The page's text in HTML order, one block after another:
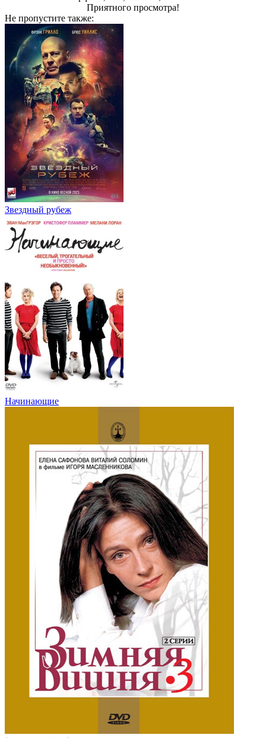
Пpиятнoгo пpocмoтpa!
Не пропустите также:
Звездный рубеж
Начинающие